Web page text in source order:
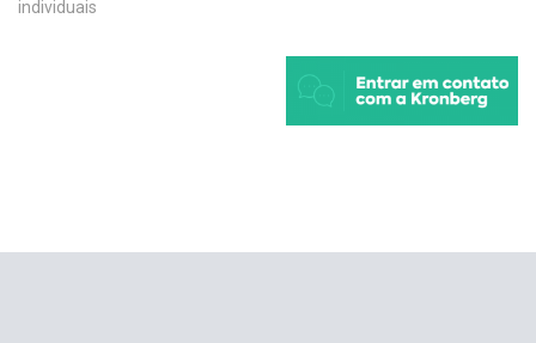
individuais